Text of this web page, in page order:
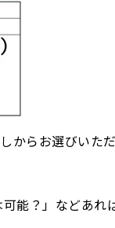
らお選びいただ
能？」などあれ